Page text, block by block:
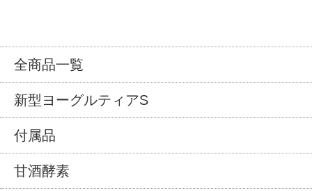
全商品一覧
新型ヨーグルティアS
付属品
甘酒酵素